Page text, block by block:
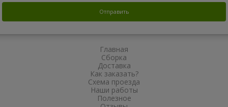
Главная
Сборка
Доставка
Как заказать?
Схема проезда
Наши работы
Полезное